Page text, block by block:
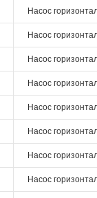
Насос
Насос
Насос
Насос
Насос
Насос
Насос
Насос